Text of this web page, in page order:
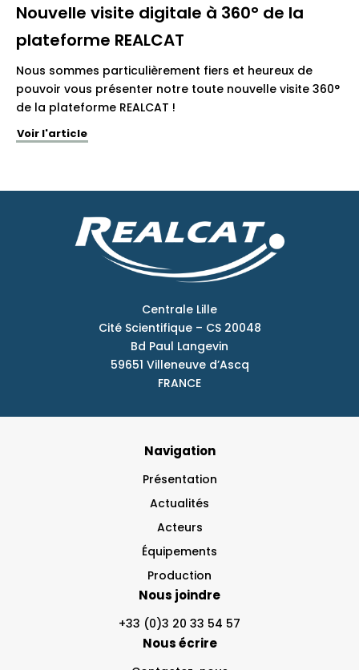
Nouvelle visite digitale à 360° de la
plateforme REALCAT
Nous sommes particulièrement fiers et heureux de
pouvoir vous présenter notre toute nouvelle visite 360°
de la plateforme REALCAT !
Voir l'article
Centrale Lille
Cité Scientifique – CS 20048
Bd Paul Langevin
59651 Villeneuve d’Ascq
FRANCE
Navigation
Présentation
Actualités
Acteurs
Équipements
Production
Nous joindre
+33 (0)3 20 33 54 57
Nous écrire